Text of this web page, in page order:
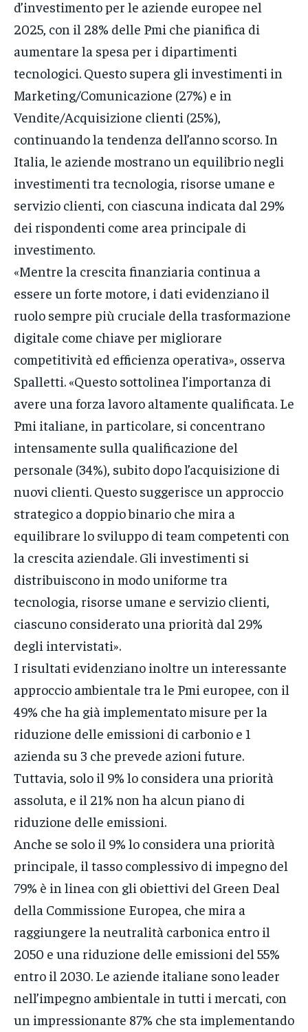
d’investimento per le aziende europee nel
2025, con il 28% delle Pmi che pianifica di
aumentare la spesa per i dipartimenti
tecnologici. Questo supera gli investimenti in
Marketing/Comunicazione (27%) e in
Vendite/Acquisizione clienti (25%),
continuando la tendenza dell’anno scorso. In
Italia, le aziende mostrano un equilibrio negli
investimenti tra tecnologia, risorse umane e
servizio clienti, con ciascuna indicata dal 29%
dei rispondenti come area principale di
investimento.
«Mentre la crescita finanziaria continua a
essere un forte motore, i dati evidenziano il
ruolo sempre più cruciale della trasformazione
digitale come chiave per migliorare
competitività ed efficienza operativa», osserva
Spalletti. «Questo sottolinea l’importanza di
avere una forza lavoro altamente qualificata. Le
Pmi italiane, in particolare, si concentrano
intensamente sulla qualificazione del
personale (34%), subito dopo l’acquisizione di
nuovi clienti. Questo suggerisce un approccio
strategico a doppio binario che mira a
equilibrare lo sviluppo di team competenti con
la crescita aziendale. Gli investimenti si
distribuiscono in modo uniforme tra
tecnologia, risorse umane e servizio clienti,
ciascuno considerato una priorità dal 29%
degli intervistati».
I risultati evidenziano inoltre un interessante
approccio ambientale tra le Pmi europee, con il
49% che ha già implementato misure per la
riduzione delle emissioni di carbonio e 1
azienda su 3 che prevede azioni future.
Tuttavia, solo il 9% lo considera una priorità
assoluta, e il 21% non ha alcun piano di
riduzione delle emissioni.
Anche se solo il 9% lo considera una priorità
principale, il tasso complessivo di impegno del
79% è in linea con gli obiettivi del Green Deal
della Commissione Europea, che mira a
raggiungere la neutralità carbonica entro il
2050 e una riduzione delle emissioni del 55%
entro il 2030. Le aziende italiane sono leader
nell’impegno ambientale in tutti i mercati, con
un impressionante 87% che sta implementando